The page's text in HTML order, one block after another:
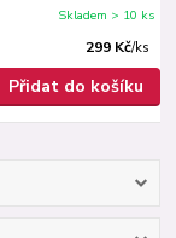
299 Kč/ks
Skladem > 10 ks
Přidat do košíku